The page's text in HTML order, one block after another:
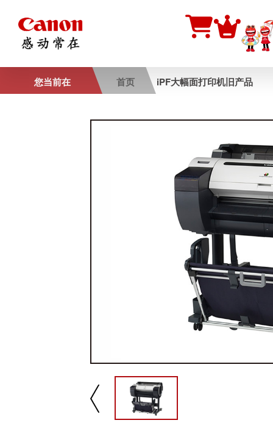
您当前在 首页 iPF大幅面打印机旧产品